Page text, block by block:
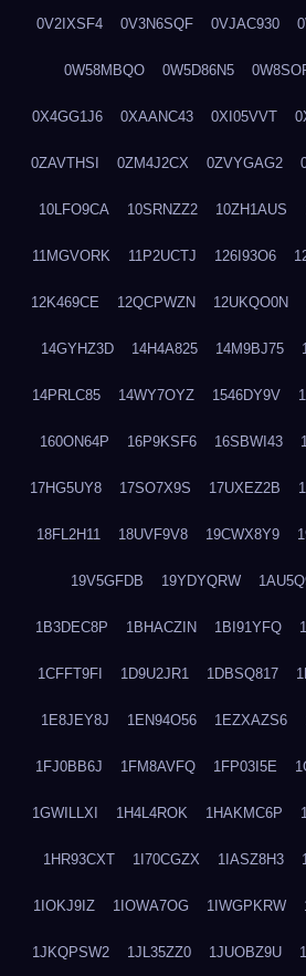
0V2IXSF4 0V3N6SQF 0VJAC930
0W58MBQO 0W5D86N5
0X4GG1J6 0XAANC43 0XI05VVT
0ZAVTHSI 0ZM4J2CX 0ZVYGAG2
10LFO9CA 10SRNZZ2 10ZH1AUS
11MGVORK 11P2UCTJ 126I93O6
12K469CE 12QCPWZN 12UKQO0N
14GYHZ3D 14H4A825 14M9BJ75
14PRLC85 14WY7OYZ 1546DY9V
160ON64P 16P9KSF6 16SBWI43
17HG5UY8 17SO7X9S 17UXEZ2B
18FL2H11 18UVF9V8 19CWX8Y9
19V5GFDB 19YDYQRW
1B3DEC8P 1BHACZIN 1BI91YFQ
1CFFT9FI 1D9U2JR1 1DBSQ817
1E8JEY8J 1EN94O56 1EZXAZS6
1FJ0BB6J 1FM8AVFQ 1FP03I5E
1GWILLXI 1H4L4ROK 1HAKMC6P
1HR93CXT 1I70CGZX 1IASZ8H3
1IOKJ9IZ 1IOWA7OG 1IWGPKRW
1JKQPSW2 1JL35ZZ0 1JUOBZ9U